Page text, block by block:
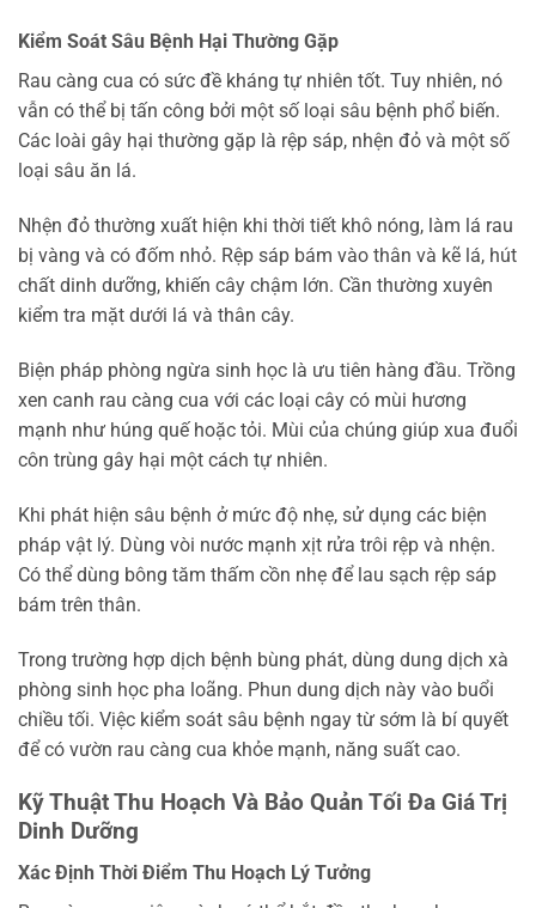
Kiểm Soát Sâu Bệnh Hại Thường Gặp
Rau càng cua có sức đề kháng tự nhiên tốt. Tuy nhiên, nó
vẫn có thể bị tấn công bởi một số loại sâu bệnh phổ biến.
Các loài gây hại thường gặp là rệp sáp, nhện đỏ và một số
loại sâu ăn lá.
Nhện đỏ thường xuất hiện khi thời tiết khô nóng, làm lá rau
bị vàng và có đốm nhỏ. Rệp sáp bám vào thân và kẽ lá, hút
chất dinh dưỡng, khiến cây chậm lớn. Cần thường xuyên
kiểm tra mặt dưới lá và thân cây.
Biện pháp phòng ngừa sinh học là ưu tiên hàng đầu. Trồng
xen canh rau càng cua với các loại cây có mùi hương
mạnh như húng quế hoặc tỏi. Mùi của chúng giúp xua đuổi
côn trùng gây hại một cách tự nhiên.
Khi phát hiện sâu bệnh ở mức độ nhẹ, sử dụng các biện
pháp vật lý. Dùng vòi nước mạnh xịt rửa trôi rệp và nhện.
Có thể dùng bông tăm thấm cồn nhẹ để lau sạch rệp sáp
bám trên thân.
Trong trường hợp dịch bệnh bùng phát, dùng dung dịch xà
phòng sinh học pha loãng. Phun dung dịch này vào buổi
chiều tối. Việc kiểm soát sâu bệnh ngay từ sớm là bí quyết
để có vườn rau càng cua khỏe mạnh, năng suất cao.
Kỹ Thuật Thu Hoạch Và Bảo Quản Tối Đa Giá Trị
Dinh Dưỡng
Xác Định Thời Điểm Thu Hoạch Lý Tưởng